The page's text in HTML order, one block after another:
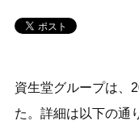
資生堂グループは、
た。詳細は以下の通